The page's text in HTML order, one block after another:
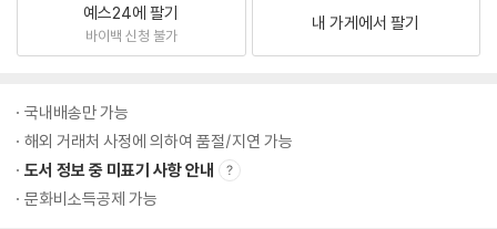
예스24에 팔기
바이백 신청 불가
내 가게에서 팔기
국내배송만 가능
해외 거래처 사정에 의하여 품절/지연 가능
도서 정보 중 미표기 사항 안내
문화비소득공제 가능